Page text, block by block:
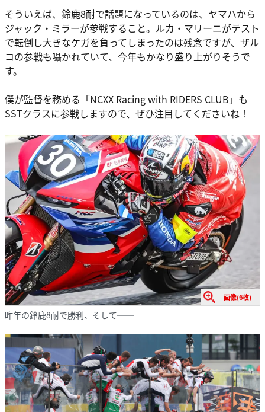
そういえば、鈴鹿8耐で話題になっているのは、ヤマハから
ジャック・ミラーが参戦すること。ルカ・マリーニがテスト
で転倒し大きなケガを負ってしまったのは残念ですが、ザル
コの参戦も囁かれていて、今年もかなり盛り上がりそうで
す。
僕が監督を務める「NCXX Racing with RIDERS CLUB」も
SSTクラスに参戦しますので、ぜひ注目してくださいね！
画像(6枚)
昨年の鈴鹿8耐で勝利、そして──